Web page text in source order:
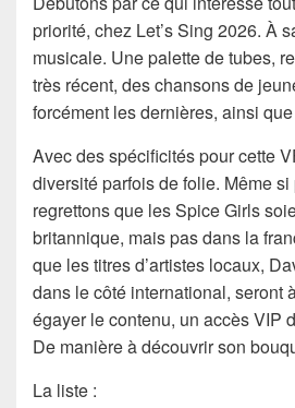
priorité, chez Let’s Sing 2026. À
musicale. Une palette de tubes,
très récent, des chansons de
forcément les dernières, ainsi
Avec des spécificités pour cette
diversité parfois de folie. Même
regrettons que les Spice Girls
britannique, mais pas dans la
que les titres d’artistes locaux,
dans le côté international, seront
égayer le contenu, un accès VIP
De manière à découvrir son
La liste :